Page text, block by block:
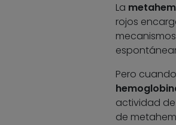
La
rojos
Pero
actividad
de